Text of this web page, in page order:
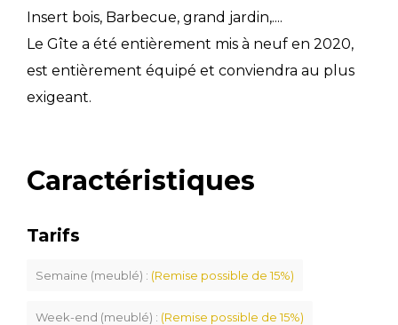
Insert bois, Barbecue, grand jardin,....
Le Gîte a été entièrement mis à neuf en 2020,
est entièrement équipé et conviendra au plus
exigeant.
Caractéristiques
Tarifs
Semaine (meublé) : (Remise possible de 15%)
Week-end (meublé) : (Remise possible de 15%)